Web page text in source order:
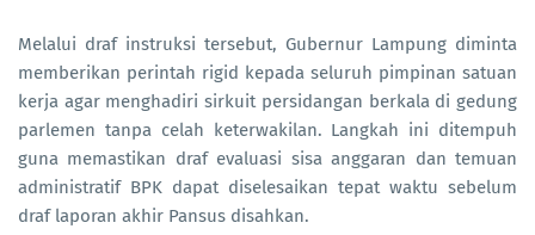
Melalui draf instruksi tersebut, Gubernur Lampung diminta
memberikan perintah rigid kepada seluruh pimpinan satuan
kerja agar menghadiri sirkuit persidangan berkala di gedung
parlemen tanpa celah keterwakilan. Langkah ini ditempuh
guna memastikan draf evaluasi sisa anggaran dan temuan
administratif BPK dapat diselesaikan tepat waktu sebelum
draf laporan akhir Pansus disahkan.